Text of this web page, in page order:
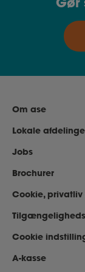
Om ase
Lokale
Jobs
Brochurer
Cookie,
Cookie
A-kasse